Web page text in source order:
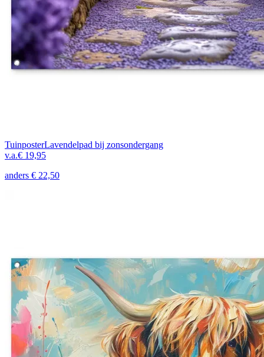
TuinposterLavendelpad bij zonsondergang
v.a.€ 19,95
anders € 22,50